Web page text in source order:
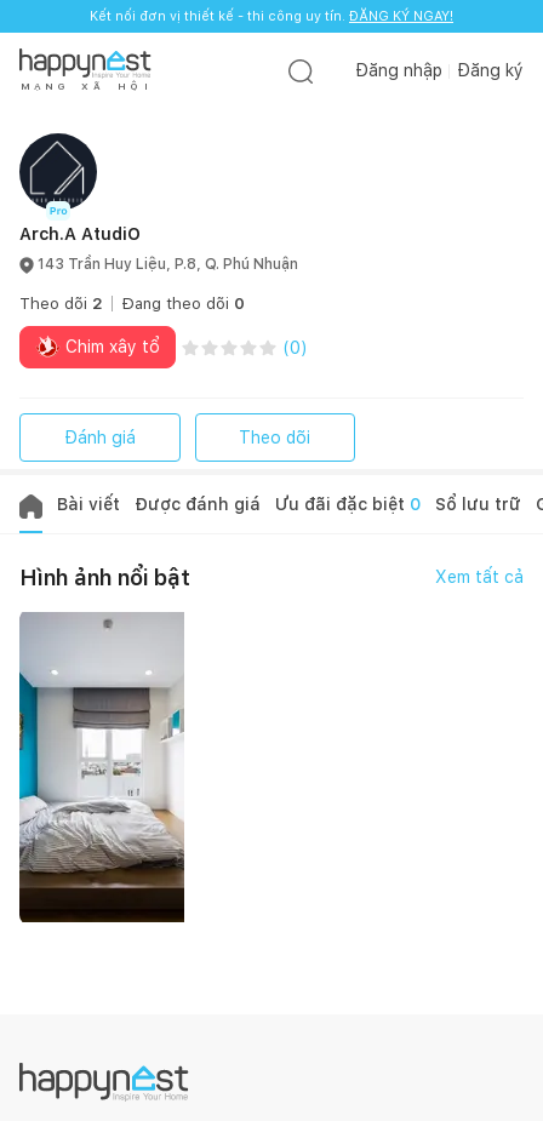
Kết nối đơn vị thiết kế - thi công uy tín. ĐĂNG KÝ NGAY!
M Ạ N G X Ã H Ộ I
Đăng nhập Đăng ký
Arch.A AtudiO
143 Trần Huy Liệu, P.8, Q. Phú Nhuận
Theo dõi 2 Đang theo dõi 0
Chim xây tổ (0)
Đánh giá Theo dõi
Bài viết Được đánh giá Ưu đãi đặc biệt 0 Sổ lưu trữ
Hình ảnh nổi bật Xem tất cả